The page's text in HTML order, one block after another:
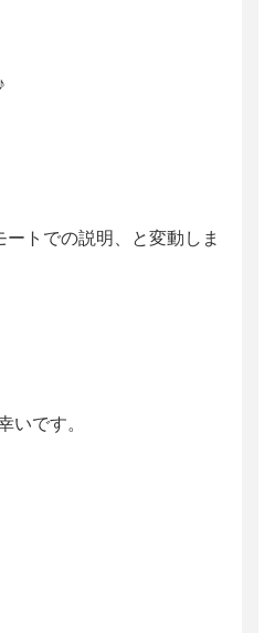
トでの説明、と変動しま
いです。